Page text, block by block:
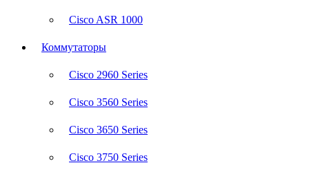
Cisco ASR 1000
Коммутаторы
Cisco 2960 Series
Cisco 3560 Series
Cisco 3650 Series
Cisco 3750 Series